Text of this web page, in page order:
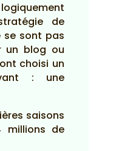
de
se sont pas
un blog ou
choisi un
: une
saisons
millions de